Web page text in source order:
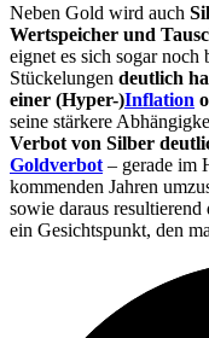
Neben Gold wird auch
Wertspeicher und
eignet es sich sogar noch
Stückelungen deutlich
einer (Hyper-)Inflation
seine stärkere
Verbot von Silber
Goldverbot – gerade im
kommenden Jahren
sowie daraus
ein Gesichtspunkt, den